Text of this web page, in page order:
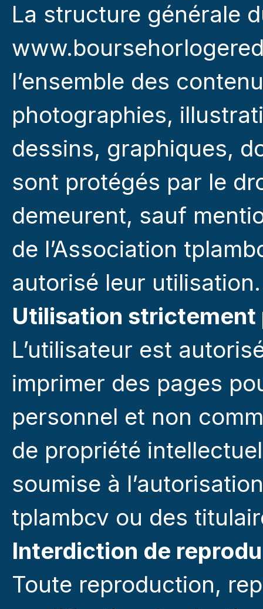
La structure générale
l’ensemble des
photographies,
dessins, graphiques,
sont protégés par le
demeurent, sauf
de l’Association
autorisé leur utilisation.
Utilisation strictement
L’utilisateur est
imprimer des pages
personnel et non
de propriété
soumise à
tplambcv ou des
Interdiction de
Toute reproduction,